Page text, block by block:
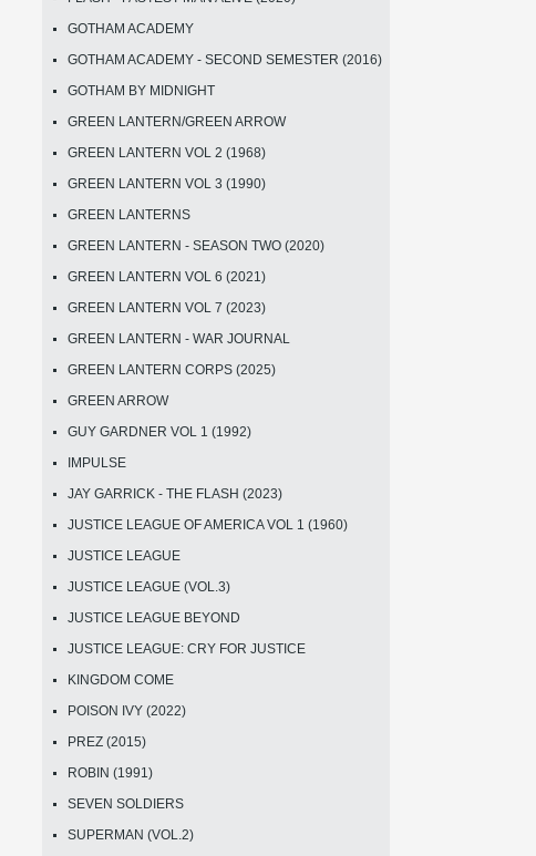
GOTHAM ACADEMY
GOTHAM ACADEMY - SECOND SEMESTER (2016)
GOTHAM BY MIDNIGHT
GREEN LANTERN/GREEN ARROW
GREEN LANTERN VOL 2 (1968)
GREEN LANTERN VOL 3 (1990)
GREEN LANTERNS
GREEN LANTERN - SEASON TWO (2020)
GREEN LANTERN VOL 6 (2021)
GREEN LANTERN VOL 7 (2023)
GREEN LANTERN - WAR JOURNAL
GREEN LANTERN CORPS (2025)
GREEN ARROW
GUY GARDNER VOL 1 (1992)
IMPULSE
JAY GARRICK - THE FLASH (2023)
JUSTICE LEAGUE OF AMERICA VOL 1 (1960)
JUSTICE LEAGUE
JUSTICE LEAGUE (VOL.3)
JUSTICE LEAGUE BEYOND
JUSTICE LEAGUE: CRY FOR JUSTICE
KINGDOM COME
POISON IVY (2022)
PREZ (2015)
ROBIN (1991)
SEVEN SOLDIERS
SUPERMAN (VOL.2)